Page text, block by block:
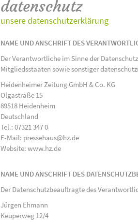
datenschutz
unsere datenschutzerklärung
NAME UND ANSCHRIFT DES
Der Verantwortliche im Sinne der
Mitgliedsstaaten sowie sonstiger
Heidenheimer Zeitung GmbH & Co. KG
Olgastraße 15
89518 Heidenheim
Deutschland
Tel.: 07321 347 0
E-Mail: pressehaus@hz.de
Website: www.hz.de
NAME UND ANSCHRIFT DES
Der Datenschutzbeauftragte des
Jürgen Ehmann
Keuperweg 12/4